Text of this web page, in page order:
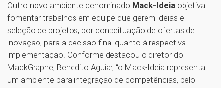
Outro novo ambiente denominado Mack-Ideia objetiva
fomentar trabalhos em equipe que gerem ideias e
seleção de projetos, por conceituação de ofertas de
inovação, para a decisão final quanto à respectiva
implementação. Conforme destacou o diretor do
MackGraphe, Benedito Aguiar, “o Mack-Ideia representa
um ambiente para integração de competências, pelo